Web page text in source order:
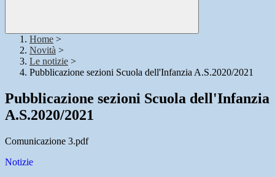
Home >
Novità >
Le notizie >
Pubblicazione sezioni Scuola dell'Infanzia A.S.2020/2021
Pubblicazione sezioni Scuola dell'Infanzia
A.S.2020/2021
Comunicazione 3.pdf
Notizie